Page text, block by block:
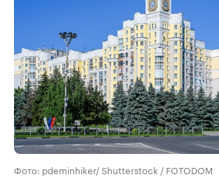
Фото: pdeminhiker/ Shutterstock / FOTODOM